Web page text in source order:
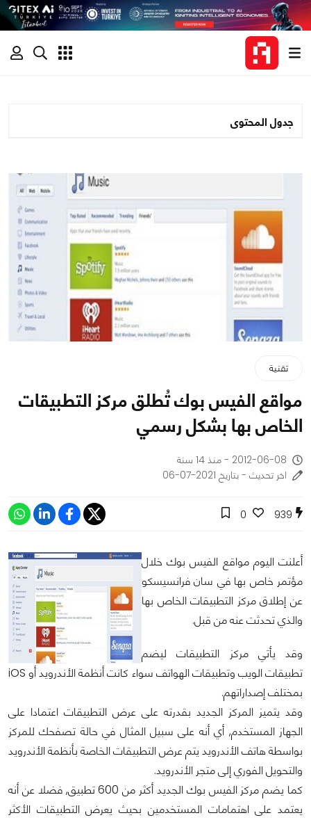
جدول المحتوى
تقنية
مواقع الفيس بوك تُطلق مركز التطبيقات
الخاص بها بشكل رسمي
2012-06-08 - منذ 14 سنة
اخر تحديث - بتاريخ 2021-07-06
939
0
أعلنت اليوم مواقع الفيس بوك خلال
مؤتمر خاص بها في سان فرانسيسكو
عن إطلاق مركز التطبيقات الخاص بها
والذي تحدثت عنه من قبل.
وقد يأتي مركز التطبيقات ليضم
تطبيقات الويب وتطبيقات الهواتف سواء كانت أنظمة الأندرويد أو iOS
بمختلف إصداراتهم.
وقد يتميز المركز الجديد بقدرته على عرض التطبيقات اعتمادا على
الجهاز المستخدم, أي أنه على سبيل المثال في حالة تصفحك للمركز
بواسطة هاتف الأندرويد يتم عرض التطبيقات الخاصة بأنظمة الأندرويد
والتحويل الفوري إلى متجر الأندرويد.
كما يضم مركز الفيس بوك الجديد أكثر من 600 تطبيق, فضلا عن أنه
يعتمد على اهتمامات المستخدمين بحيث يعرض التطبيقات الأكثر